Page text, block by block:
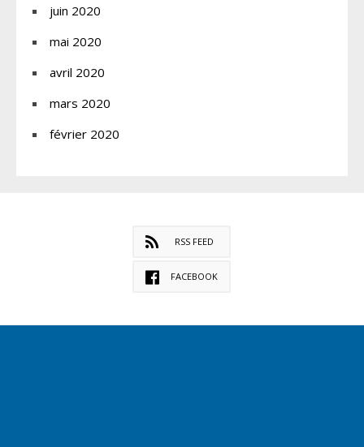
juin 2020
mai 2020
avril 2020
mars 2020
février 2020
RSS FEED
FACEBOOK